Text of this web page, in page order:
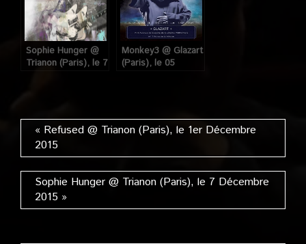
Sophie Hunger @
Trianon (Paris), le 7
Monkey3 @ Glazart
(Paris), le 05
« Refused @ Trianon (Paris), le 1er Décembre
2015
Sophie Hunger @ Trianon (Paris), le 7 Décembre
2015 »